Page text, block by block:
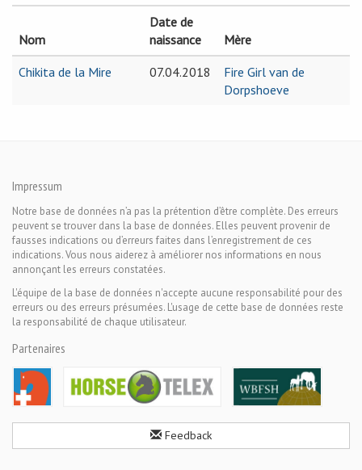
Nom
Date de
naissance
Mère
Chikita de la Mire
07.04.2018
Fire Girl van de
Dorpshoeve
Impressum
Notre base de données n’a pas la prétention d’être complète. Des erreurs
peuvent se trouver dans la base de données. Elles peuvent provenir de
fausses indications ou d’erreurs faites dans l’enregistrement de ces
indications. Vous nous aiderez à améliorer nos informations en nous
annonçant les erreurs constatées.
L'équipe de la base de données n'accepte aucune responsabilité pour des
erreurs ou des erreurs présumées. L'usage de cette base de données reste
la responsabilité de chaque utilisateur.
Partenaires
Feedback